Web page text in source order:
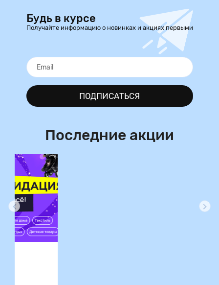
Будь в курсе
Получайте информацию о новинках и акциях первыми
ПОДПИСАТЬСЯ
Последние акции